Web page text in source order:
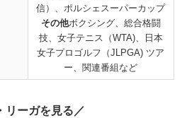
信）、ポルシェスーパーカップ
その他ボクシング、総合格闘
技、女子テニス（WTA)、日本
女子プロゴルフ（JLPGA) ツア
ー、関連番組など
リーガを見る／